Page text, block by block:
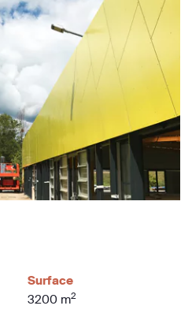
Surface
3200 m2